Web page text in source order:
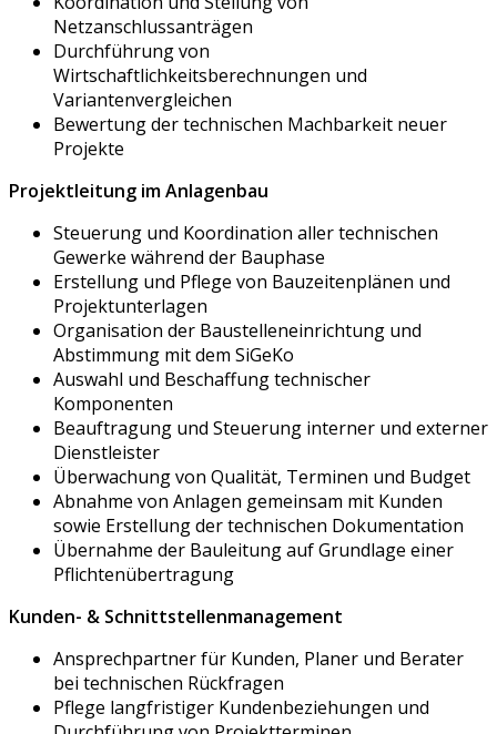
Netzanschlussanträgen
Durchführung von
Wirtschaftlichkeitsberechnungen und
Variantenvergleichen
Bewertung der technischen Machbarkeit neuer
Projekte
Projektleitung im Anlagenbau
Steuerung und Koordination aller technischen
Gewerke während der Bauphase
Erstellung und Pflege von Bauzeitenplänen und
Projektunterlagen
Organisation der Baustelleneinrichtung und
Abstimmung mit dem SiGeKo
Auswahl und Beschaffung technischer
Komponenten
Beauftragung und Steuerung interner und externer
Dienstleister
Überwachung von Qualität, Terminen und Budget
Abnahme von Anlagen gemeinsam mit Kunden
sowie Erstellung der technischen Dokumentation
Übernahme der Bauleitung auf Grundlage einer
Pflichtenübertragung
Kunden- & Schnittstellenmanagement
Ansprechpartner für Kunden, Planer und Berater
bei technischen Rückfragen
Pflege langfristiger Kundenbeziehungen und